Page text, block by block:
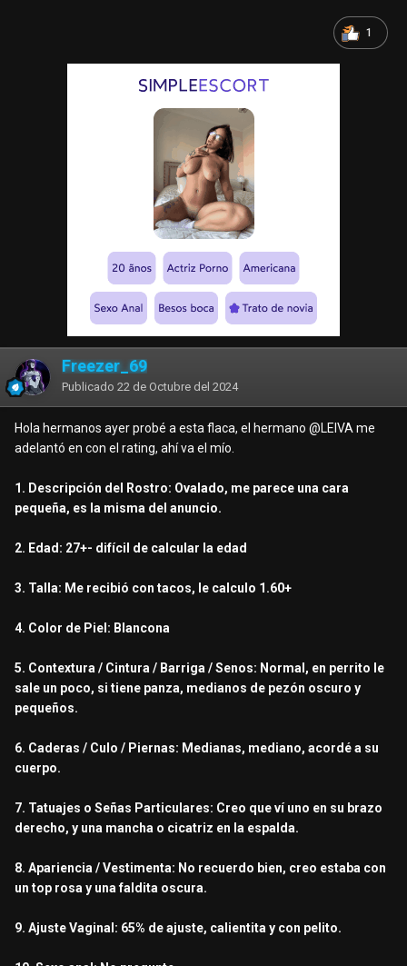
1
Freezer_69
Publicado 22 de Octubre del 2024
Hola hermanos ayer probé a esta flaca, el hermano @LEIVAme
adelantó en con el rating, ahí va el mío.
1. Descripción del Rostro: Ovalado, me parece una cara
pequeña, es la misma del anuncio.
2. Edad: 27+- difícil de calcular la edad
3. Talla: Me recibió con tacos, le calculo 1.60+
4. Color de Piel: Blancona
5. Contextura / Cintura / Barriga / Senos: Normal, en perrito le
sale un poco, si tiene panza, medianos de pezón oscuro y
pequeños.
6. Caderas / Culo / Piernas: Medianas, mediano, acordé a su
cuerpo.
7. Tatuajes o Señas Particulares: Creo que ví uno en su brazo
derecho, y una mancha o cicatriz en la espalda.
8. Apariencia / Vestimenta: No recuerdo bien, creo estaba con
un top rosa y una faldita oscura.
9. Ajuste Vaginal: 65% de ajuste, calientita y con pelito.